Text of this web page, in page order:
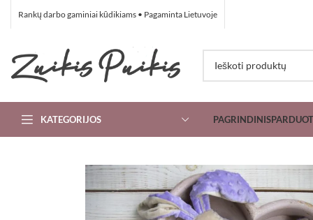
Rankų darbo gaminiai kūdikiams • Pagaminta Lietuvoje
KATEGORIJOS PAGRINDINIS